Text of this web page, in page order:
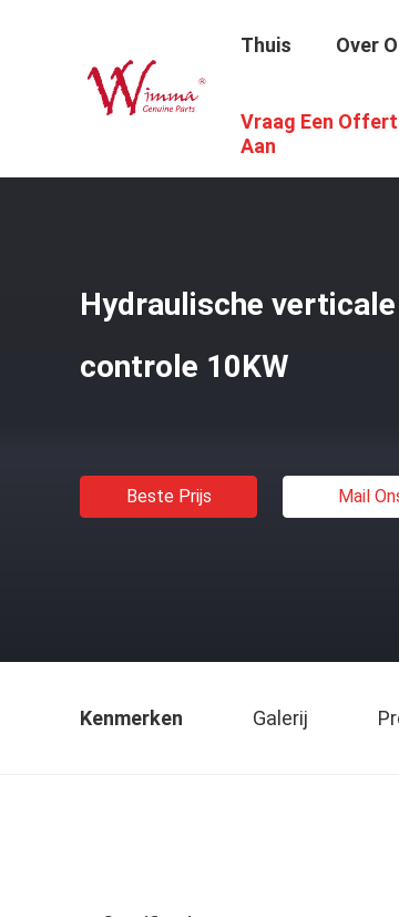
Thuis Over
Vraag Een
Aan
Thuis / Autokabelmachine /
Hydraulische
controle 10KW
Beste Prijs Mail
Kenmerken Galerij